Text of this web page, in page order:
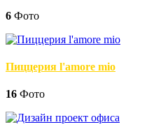
6 Фото
Пиццерия l'amore mio
16 Фото